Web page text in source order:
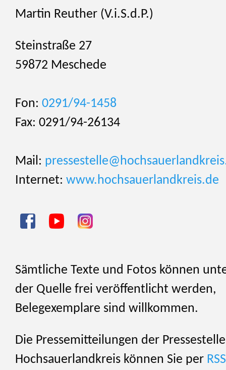
Martin Reuther (V.i.S.d.P.)
Steinstraße 27
59872 Meschede
Fon: 0291/94-1458
Fax: 0291/94-26134
Mail:
Internet: www.hochsauerlandkreis.de
Sämtliche Texte und Fotos können
der Quelle frei veröffentlicht werden,
Belegexemplare sind willkommen.
Die Pressemitteilungen der Pressestelle
Hochsauerlandkreis können Sie per